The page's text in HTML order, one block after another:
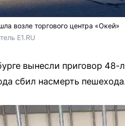
возле торгового центра «Окей»
E1.RU
вынесли приговор
сбил насмерть